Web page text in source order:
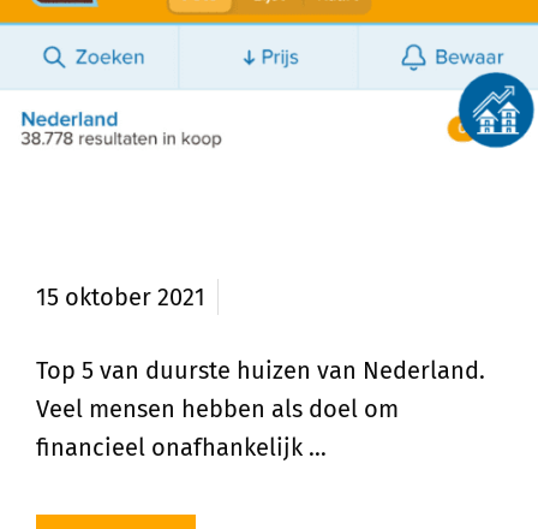
15 oktober 2021
Top 5 van duurste huizen van Nederland.
Veel mensen hebben als doel om
financieel onafhankelijk …